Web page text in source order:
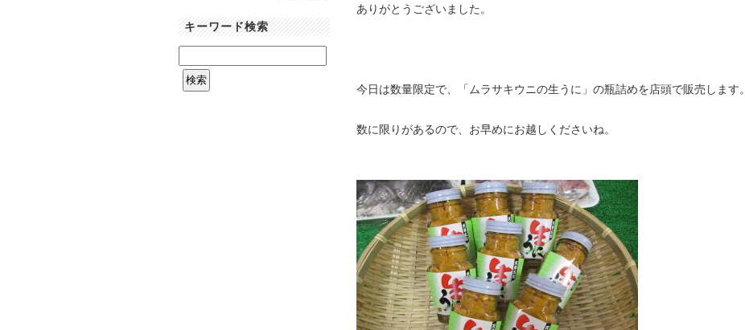
キーワード検索
ありがとうございました。
今日は数量限定で、「ムラサキウニの生うに」の瓶詰めを店頭で販売します。
数に限りがあるので、お早めにお越しくださいね。